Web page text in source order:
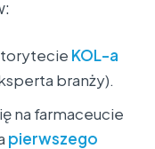
KOL-a
branży).
na farmaceucie
pierwszego